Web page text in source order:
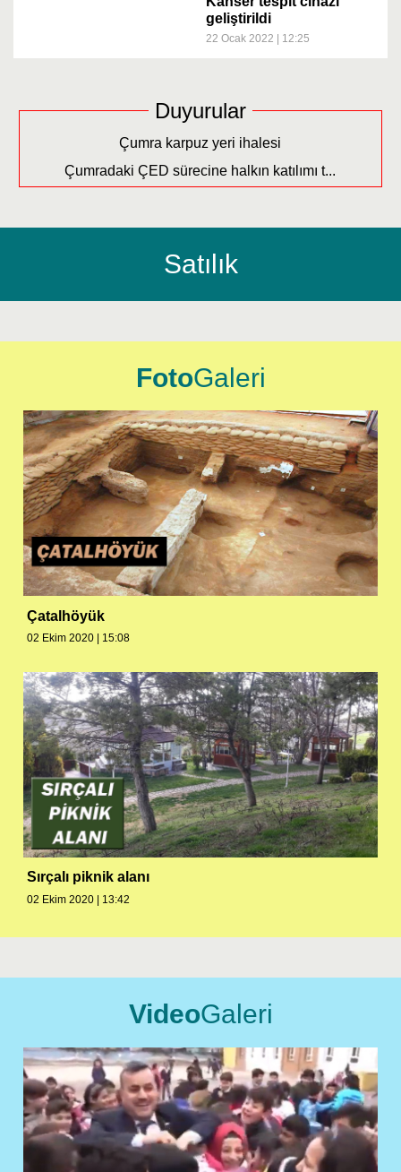
geliştirildi
22 Ocak 2022 | 12:25
Duyurular
Çumra karpuz yeri ihalesi
Çumradaki ÇED sürecine halkın katılımı t...
Satılık
FotoGaleri
Çatalhöyük
02 Ekim 2020 | 15:08
Sırçalı piknik alanı
02 Ekim 2020 | 13:42
VideoGaleri